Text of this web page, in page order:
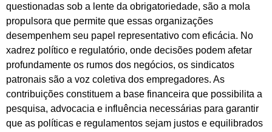
questionadas sob a lente da obrigatoriedade, são a mola
propulsora que permite que essas organizações
desempenhem seu papel representativo com eficácia. No
xadrez político e regulatório, onde decisões podem afetar
profundamente os rumos dos negócios, os sindicatos
patronais são a voz coletiva dos empregadores. As
contribuições constituem a base financeira que possibilita a
pesquisa, advocacia e influência necessárias para garantir
que as políticas e regulamentos sejam justos e equilibrados